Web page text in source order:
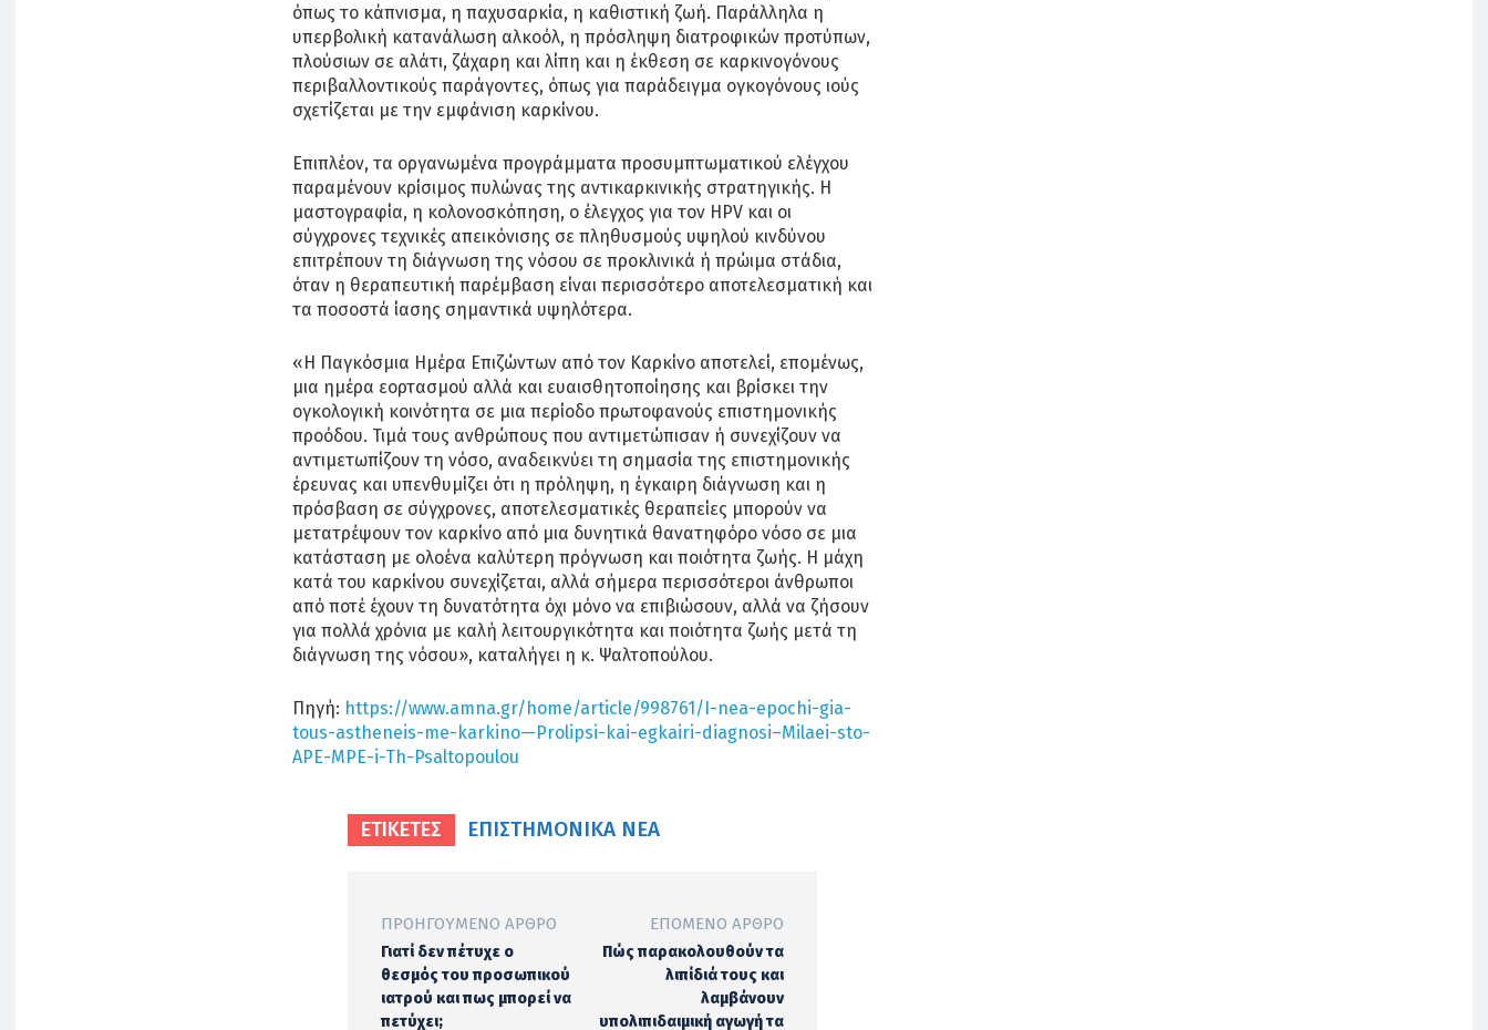
όπως το κάπνισμα, η παχυσαρκία, η καθιστική ζωή. Παράλληλα η
υπερβολική κατανάλωση αλκοόλ, η πρόσληψη διατροφικών προτύπων,
πλούσιων σε αλάτι, ζάχαρη και λίπη και η έκθεση σε καρκινογόνους
περιβαλλοντικούς παράγοντες, όπως για παράδειγμα ογκογόνους ιούς
σχετίζεται με την εμφάνιση καρκίνου.
Επιπλέον, τα οργανωμένα προγράμματα προσυμπτωματικού ελέγχου
παραμένουν κρίσιμος πυλώνας της αντικαρκινικής στρατηγικής. Η
μαστογραφία, η κολονοσκόπηση, ο έλεγχος για τον HPV και οι
σύγχρονες τεχνικές απεικόνισης σε πληθυσμούς υψηλού κινδύνου
επιτρέπουν τη διάγνωση της νόσου σε προκλινικά ή πρώιμα στάδια,
όταν η θεραπευτική παρέμβαση είναι περισσότερο αποτελεσματική και
τα ποσοστά ίασης σημαντικά υψηλότερα.
«Η Παγκόσμια Ημέρα Επιζώντων από τον Καρκίνο αποτελεί, επομένως,
μια ημέρα εορτασμού αλλά και ευαισθητοποίησης και βρίσκει την
ογκολογική κοινότητα σε μια περίοδο πρωτοφανούς επιστημονικής
προόδου. Τιμά τους ανθρώπους που αντιμετώπισαν ή συνεχίζουν να
αντιμετωπίζουν τη νόσο, αναδεικνύει τη σημασία της επιστημονικής
έρευνας και υπενθυμίζει ότι η πρόληψη, η έγκαιρη διάγνωση και η
πρόσβαση σε σύγχρονες, αποτελεσματικές θεραπείες μπορούν να
μετατρέψουν τον καρκίνο από μια δυνητικά θανατηφόρο νόσο σε μια
κατάσταση με ολοένα καλύτερη πρόγνωση και ποιότητα ζωής. Η μάχη
κατά του καρκίνου συνεχίζεται, αλλά σήμερα περισσότεροι άνθρωποι
από ποτέ έχουν τη δυνατότητα όχι μόνο να επιβιώσουν, αλλά να ζήσουν
για πολλά χρόνια με καλή λειτουργικότητα και ποιότητα ζωής μετά τη
διάγνωση της νόσου», καταλήγει η κ. Ψαλτοπούλου.
Πηγή: https://www.amna.gr/home/article/998761/I-nea-epochi-gia-
tous-astheneis-me-karkino—Prolipsi-kai-egkairi-diagnosi–Milaei-sto-
APE-MPE-i-Th-Psaltopoulou
ΕΤΙΚΕΤΕΣ ΕΠΙΣΤΗΜΟΝΙΚΆ ΝΈΑ
ΠΡΟΗΓΟΎΜΕΝΟ ΆΡΘΡΟ
Γιατί δεν πέτυχε ο
θεσμός του προσωπικού
ιατρού και πως μπορεί να
πετύχει;
ΕΠΌΜΕΝΟ ΆΡΘΡΟ
‍Πώς παρακολουθούν τα
λιπίδιά τους και
λαμβάνουν
υπολιπιδαιμική αγωγή τα